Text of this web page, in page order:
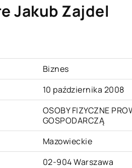
Jakub Zajdel
Biznes
10 października 2008
OSOBY FIZYCZNE
GOSPODARCZĄ
Mazowieckie
02-904 Warszawa